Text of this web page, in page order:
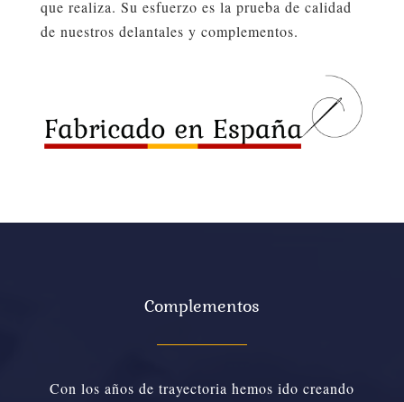
que realiza. Su esfuerzo es la prueba de calidad
de nuestros delantales y complementos.
Complementos
Con los años de trayectoria hemos ido creando